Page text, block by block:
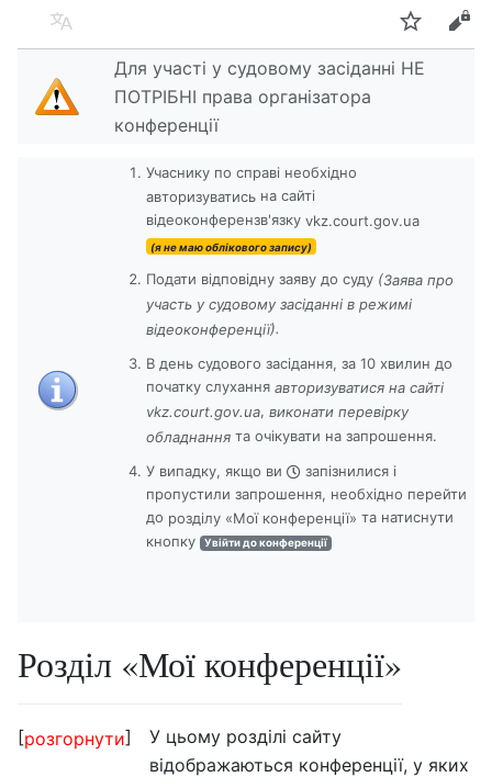
Мова Спостерігати
Редагувати
Для участі у судовому засіданні НЕ
ПОТРІБНІ права організатора
конференції
Учаснику по справі необхідно
авторизуватись на сайті
відеоконферензв'язкуvkz.court.gov.ua
(я не маю облікового запису)
Подати відповідну заяву до суду (Заява про
участь у судовому засіданні в режимі
відеоконференції).
В день судового засідання, за 10 хвилин до
початку слуханняавторизуватися на сайті
vkz.court.gov.ua,виконати перевірку
обладнання та очікувати на запрошення.
У випадку, якщо ви
запізнилися і
пропустили запрошення, необхідно перейти
до розділу «Мої конференції» та натиснути
кнопку Увійти до конференції
Розділ «Мої конференції»
розгорнути
У цьому розділі сайту
відображаються конференції, у яких